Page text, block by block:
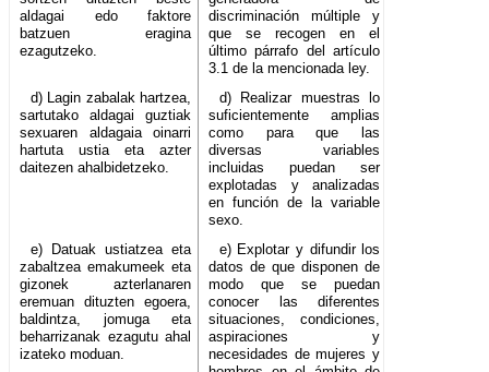
aldagai edo faktore
batzuen eragina
ezagutzeko.
discriminación múltiple y
que se recogen en el
último párrafo del artículo
3.1 de la mencionada ley.
d) Lagin zabalak hartzea,
sartutako aldagai guztiak
sexuaren aldagaia oinarri
hartuta ustia eta azter
daitezen ahalbidetzeko.
d) Realizar muestras lo
suficientemente amplias
como para que las
diversas variables
incluidas puedan ser
explotadas y analizadas
en función de la variable
sexo.
e) Datuak ustiatzea eta
zabaltzea emakumeek eta
gizonek azterlanaren
eremuan dituzten egoera,
baldintza, jomuga eta
beharrizanak ezagutu ahal
izateko moduan.
e) Explotar y difundir los
datos de que disponen de
modo que se puedan
conocer las diferentes
situaciones, condiciones,
aspiraciones y
necesidades de mujeres y